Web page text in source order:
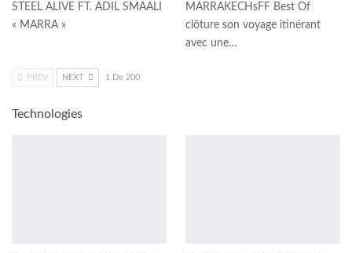
STEEL ALIVE FT. ADIL SMAALI
« MARRA »
MARRAKECHsFF Best Of
clôture son voyage itinérant
avec une…
PREV NEXT 1 De 200
Technologies